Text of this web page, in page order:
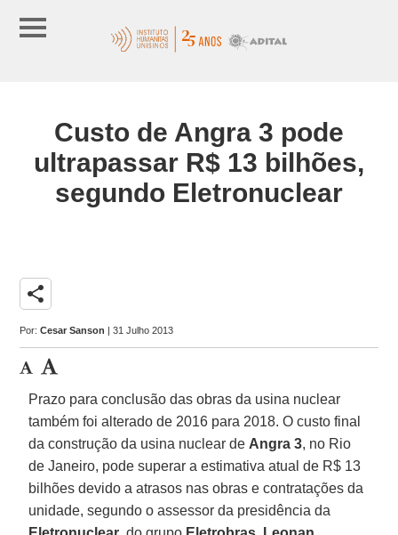
Custo de Angra 3 pode
ultrapassar R$ 13 bilhões,
segundo Eletronuclear
share
Por:Cesar Sanson | 31 Julho 2013
Prazo para conclusão das obras da usina nuclear
também foi alterado de 2016 para 2018. O custo final
da construção da usina nuclear de Angra 3, no Rio
de Janeiro, pode superar a estimativa atual de R$ 13
bilhões devido a atrasos nas obras e contratações da
unidade, segundo o assessor da presidência da